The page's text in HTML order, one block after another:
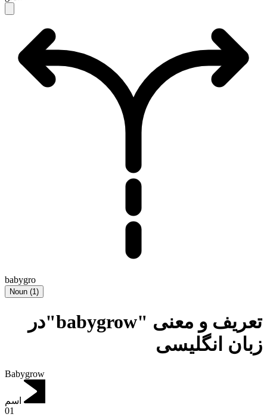
babygro
Noun (1)
تعریف و معنی "babygrow"در
زبان انگلیسی
Babygrow
اسم
01